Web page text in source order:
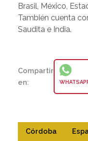
Brasil, México,
También cuenta
Saudita e India.
Compartir
en:
Córdoba